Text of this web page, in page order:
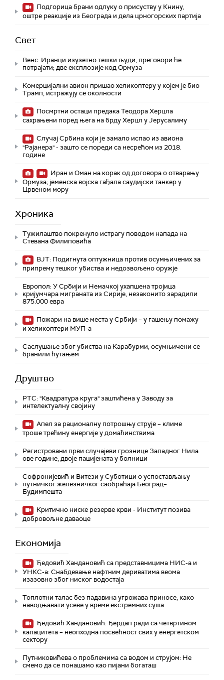
Подгорица брани одлуку о присуству у Книну,
оштре реакције из Београда и дела црногорских партија
Свет
Венс: Иранци изузетно тешки људи, преговори ће
потрајати; две експлозије код Ормуза
Комерцијални авион пришао хеликоптеру у којем је био
Трамп, истражују се околности
Посмртни остаци предака Теодора Херцла
сахрањени поред њега на брду Херцл у Јерусалиму
Случај Србина који је замало испао из авиона
"Рајанера" - зашто се пореди са несрећом из 2018.
године
Иран и Оман на корак од договора о отварању
Ормуза; jеменска војска гађала саудијски танкер у
Црвеном мору
Хроника
Тужилаштво покренуло истрагу поводом напада на
Стевана Филиповића
ВЈТ: Подигнута оптужница против осумњичених за
припрему тешког убиства и недозвољено оружје
Европол: У Србији и Немачкој ухапшена тројица
кријумчара миграната из Сирије, незаконито зарадили
875.000 евра
Пожари на више места у Србији – у гашењу помажу
и хеликоптери МУП-а
Саслушање због убиства на Карабурми, осумњичени се
бранили ћутањем
Друштво
РТС: "Квадратура круга" заштићена у Заводу за
интелектуалну својину
Апел за рационалну потрошњу струје – климе
троше трећину енергије у домаћинствима
Регистровани први случајеви грознице Западног Нила
ове године, двоје пацијената у болници
Софронијевић и Витези у Суботици о успостављању
путничког железничког саобраћаја Београд–
Будимпешта
Критично ниске резерве крви - Институт позива
добровољне даваоце
Економија
Ђедовић Хандановић са представницима НИС-а и
УНКС-а: Снабдевање нафтним дериватима веома
изазовно због ниског водостаја
Топлотни талас без падавина угрожава приносе, како
наводњавати усеве у време екстремних суша
Ђедовић Хандановић: Ђердап ради са четвртином
капацитета – неопходна посвећност свих у енергетском
сектору
Путниковићева о проблемима са водом и струјом: Не
смемо да се понашамо као пијани богаташ